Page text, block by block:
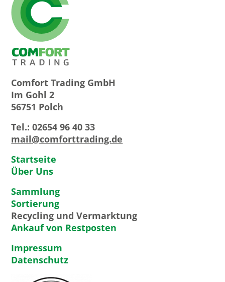
Comfort Trading GmbH
Im Gohl 2
56751 Polch
Tel.: 02654 96 40 33
mail@comforttrading.de
Navigation
überspringen
Startseite
Über Uns
Navigation
überspringen
Sammlung
Sortierung
Recycling und Vermarktung
Ankauf von Restposten
Navigation
überspringen
Impressum
Datenschutz